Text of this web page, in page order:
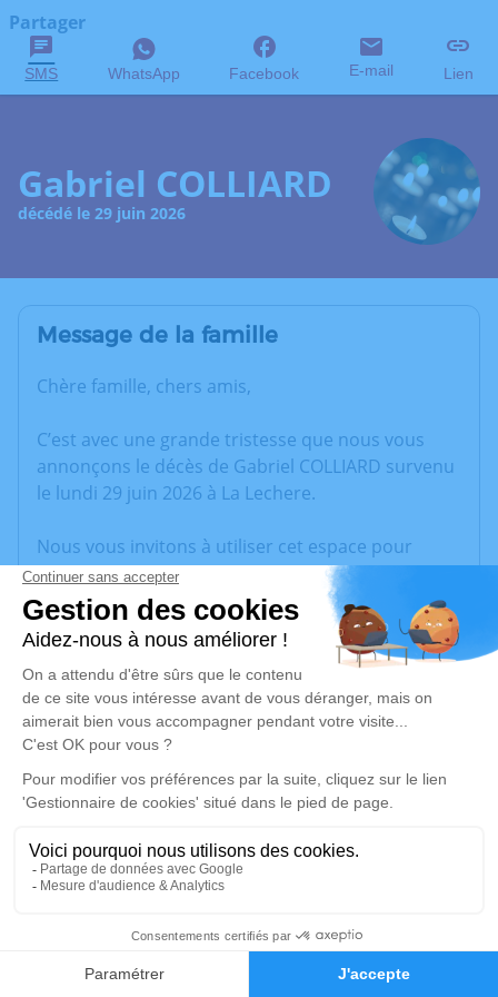
Faire-part Hommages
Partager
SMS WhatsApp Facebook E-mail Lien
Gabriel COLLIARD
décédé le 29 juin 2026
Message de la famille
Chère famille, chers amis,
C’est avec une grande tristesse que nous vous
annonçons le décès de Gabriel COLLIARD survenu
le lundi 29 juin 2026 à La Lechere.
Nous vous invitons à utiliser cet espace pour
laisser vos condoléances, partager des photos
souvenirs, une anecdote ou exprimer vos pensées
à travers des poèmes ou des textes. Cet endroit
est un lieu d'expression dédié à honorer la
mémoire de Gabriel COLLIARD.
Un service de plantation d’arbre hommage est
disponible ici.
Cérémonie
73260 La Lechere